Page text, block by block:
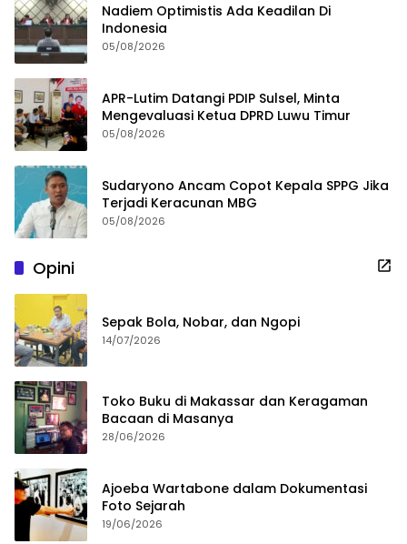
Nadiem Optimistis Ada Keadilan Di
Indonesia
05/08/2026
APR-Lutim Datangi PDIP Sulsel, Minta
Mengevaluasi Ketua DPRD Luwu Timur
05/08/2026
Sudaryono Ancam Copot Kepala SPPG Jika
Terjadi Keracunan MBG
05/08/2026
Opini
Sepak Bola, Nobar, dan Ngopi
14/07/2026
Toko Buku di Makassar dan Keragaman
Bacaan di Masanya
28/06/2026
Ajoeba Wartabone dalam Dokumentasi
Foto Sejarah
19/06/2026